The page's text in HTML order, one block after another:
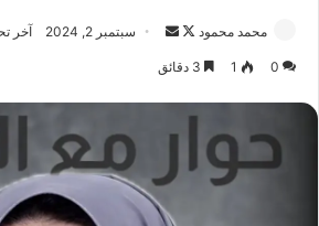
محمد محمود
ت
ا
ع
X
ي
د
سبتمبر 2, 2024 آخر
0
1